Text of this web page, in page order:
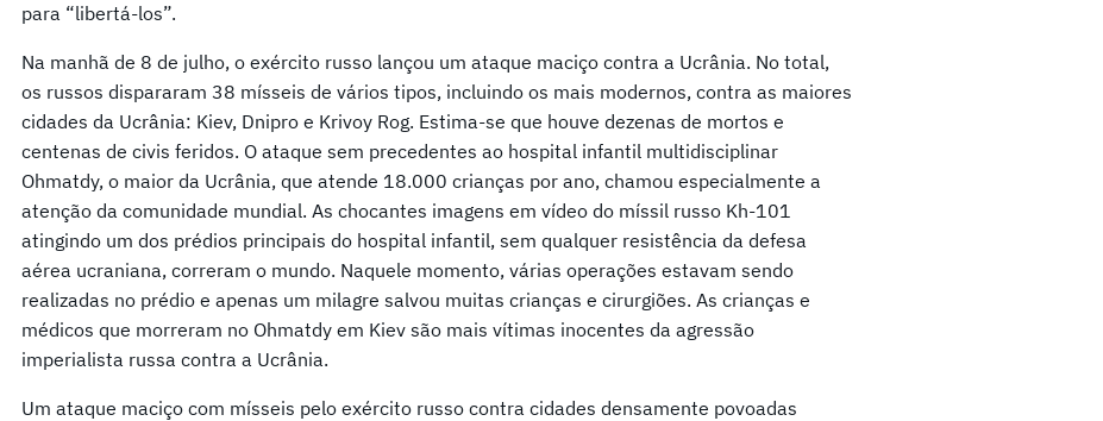
para “libertá-los”.
Na manhã de 8 de julho, o exército russo lançou um ataque maciço contra a Ucrânia. No total,
os russos dispararam 38 mísseis de vários tipos, incluindo os mais modernos, contra as maiores
cidades da Ucrânia: Kiev, Dnipro e Krivoy Rog. Estima-se que houve dezenas de mortos e
centenas de civis feridos. O ataque sem precedentes ao hospital infantil multidisciplinar
Ohmatdy, o maior da Ucrânia, que atende 18.000 crianças por ano, chamou especialmente a
atenção da comunidade mundial. As chocantes imagens em vídeo do míssil russo Kh-101
atingindo um dos prédios principais do hospital infantil, sem qualquer resistência da defesa
aérea ucraniana, correram o mundo. Naquele momento, várias operações estavam sendo
realizadas no prédio e apenas um milagre salvou muitas crianças e cirurgiões. As crianças e
médicos que morreram no Ohmatdy em Kiev são mais vítimas inocentes da agressão
imperialista russa contra a Ucrânia.
Um ataque maciço com mísseis pelo exército russo contra cidades densamente povoadas